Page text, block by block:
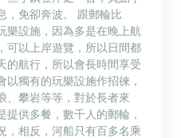
，免卻奔波。 跟郵輪比
樂設施，因為多是在晚上航
可以上岸遊覽，所以日間都
的航行，所以會長時間享受
獨有的玩樂設施作招徠，
、攀岩等等，對於長者來
供多餐，數千人的郵輪，
，相反，河船只有百多名乘